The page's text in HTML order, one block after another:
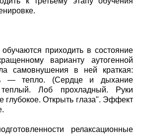
приходить в состояние
варианту аутогенной
самовнушения в ней краткая:
— тепло. (Сердце и дыхание
Лоб прохладный. Руки
Открыть глаза". Эффект
релаксационные